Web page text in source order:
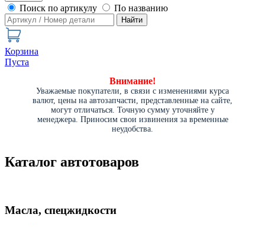
Поиск по артикулу По названию
Найти
Корзина
Пуста
Внимание!
Уважаемые покупатели, в связи с изменениями курса
валют, цены на автозапчасти, представленные на сайте,
могут отличаться. Точную сумму уточняйте у
менеджера. Приносим свои извинения за временные
неудобства.
Каталог автотоваров
Масла, спецжидкости